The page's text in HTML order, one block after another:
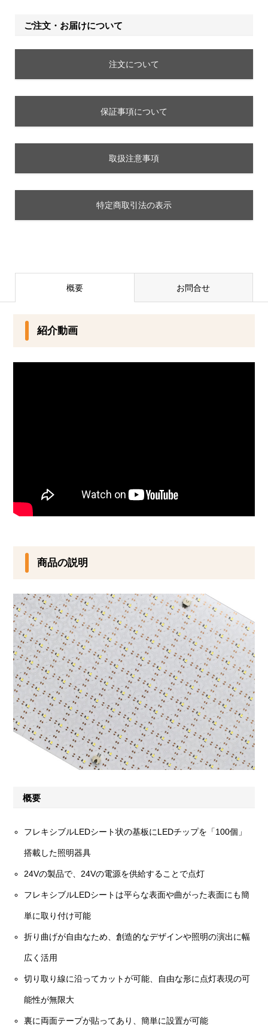
ご注文・お届けについて
注文について
保証事項について
取扱注意事項
特定商取引法の表示
概要 お問合せ
紹介動画
商品の説明
概要
フレキシブルLEDシート状の基板にLEDチップを「100個」
搭載した照明器具
24Vの製品で、24Vの電源を供給することで点灯
フレキシブルLEDシートは平らな表面や曲がった表面にも簡
単に取り付け可能
折り曲げが自由なため、創造的なデザインや照明の演出に幅
広く活用
切り取り線に沿ってカットが可能、自由な形に点灯表現の可
能性が無限大
裏に両面テープが貼ってあり、簡単に設置が可能